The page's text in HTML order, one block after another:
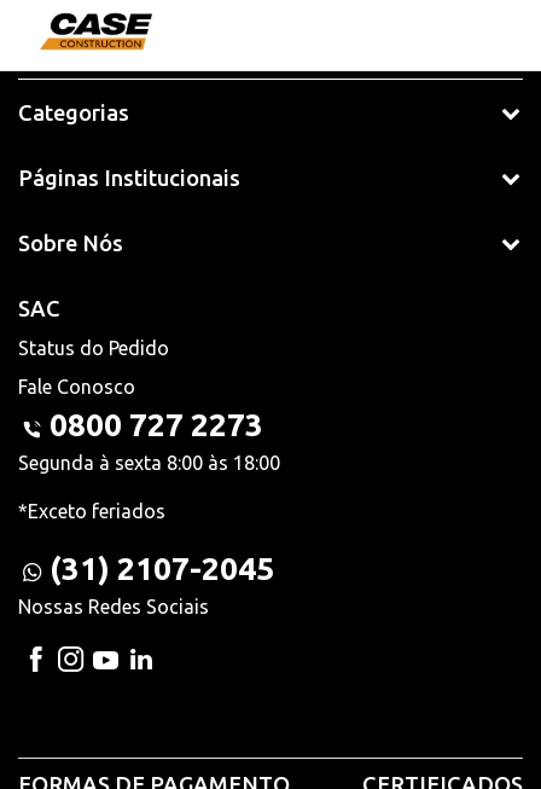
Categorias
Páginas Institucionais
Sobre Nós
SAC
Status do Pedido
Fale Conosco
0800 727 2273
Segunda à sexta 8:00 às 18:00
*Exceto feriados
(31) 2107-2045
Nossas Redes Sociais